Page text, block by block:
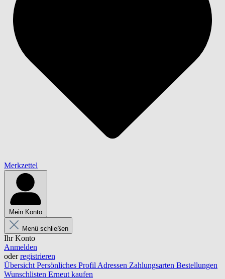
Merkzettel
Mein Konto
Menü schließen
Ihr Konto
Anmelden
oderregistrieren
Übersicht Persönliches Profil Adressen Zahlungsarten Bestellungen
Wunschlisten Erneut kaufen